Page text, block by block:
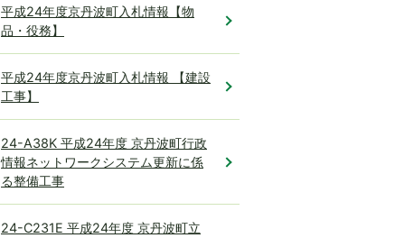
平成24年度京丹波町入札情報【物
品・役務】
平成24年度京丹波町入札情報 【建設
工事】
24-A38K 平成24年度 京丹波町行政
情報ネットワークシステム更新に係
る整備工事
24-C231E 平成24年度 京丹波町立